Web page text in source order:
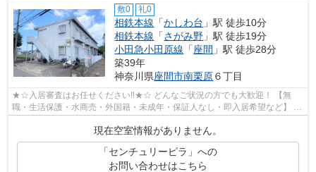
敷0 礼0
相鉄本線 「かしわ台 」駅 徒歩10分
相鉄本線 「さがみ野 」駅 徒歩19分
小田急小田原線 「座間 」駅 徒歩28分
築39年
神奈川県座間市南栗原６丁目
★☆入居審査はお任せください‼★☆ どんなご状況の方でも大歓迎！ 【無
職・生活保護・水商売・外国籍・未成年・保証人なし・即入居希望など】 ネ
ット非公開の物件からもお探し致します‼ ...
現在空室情報がありません。
「センチュリーピラ」への
お問い合わせはこちら